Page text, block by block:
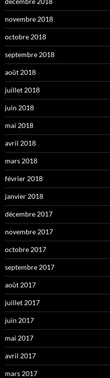
novembre 2018
octobre 2018
septembre 2018
août 2018
juillet 2018
juin 2018
mai 2018
avril 2018
mars 2018
février 2018
janvier 2018
décembre 2017
novembre 2017
octobre 2017
septembre 2017
août 2017
juillet 2017
juin 2017
mai 2017
avril 2017
mars 2017